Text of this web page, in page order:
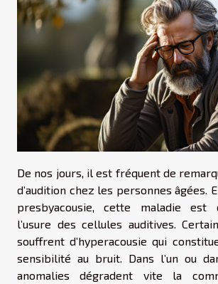
De nos jours, il est fréquent de
d’audition chez les personnes âgées.
presbyacousie, cette maladie est
l’usure des cellules auditives.
souffrent d’hyperacousie qui
sensibilité au bruit. Dans l’un ou
anomalies dégradent vite la